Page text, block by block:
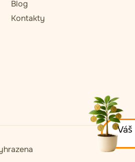
Blog
Kontakty
Váš